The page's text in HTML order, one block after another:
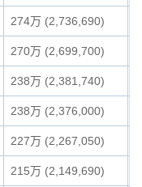
274万 (2,736,690)
270万 (2,699,700)
238万 (2,381,740)
238万 (2,376,000)
227万 (2,267,050)
215万 (2,149,690)